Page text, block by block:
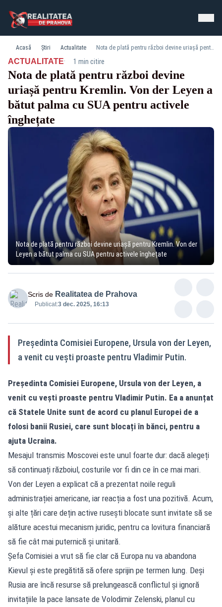
Acasă Știri Actualitate Nota de plată pentru război devine uriașă pentru Kremlin. Von der Leyen a bătut palma cu SUA pentru activele înghețate
ACTUALITATE· 1 min citire
Nota de plată pentru război devine
uriașă pentru Kremlin. Von der Leyen a
bătut palma cu SUA pentru activele
înghețate
Nota de plată pentru război devine uriașă pentru Kremlin. Von der
Leyen a bătut palma cu SUA pentru activele înghețate
Scris de Realitatea de Prahova
Publicat:3 dec. 2025, 16:13
Președinta Comisiei Europene, Ursula von der Leyen,
a venit cu vești proaste pentru Vladimir Putin.
Președinta Comisiei Europene, Ursula von der Leyen, a
venit cu vești proaste pentru Vladimir Putin. Ea a anunțat
că Statele Unite sunt de acord cu planul Europei de a
folosi banii Rusiei, care sunt blocați în bănci, pentru a
ajuta Ucraina.
Mesajul transmis Moscovei este unul foarte dur: dacă alegeți
să continuați războiul, costurile vor fi din ce în ce mai mari.
Von der Leyen a explicat că a prezentat noile reguli
administrației americane, iar reacția a fost una pozitivă. Acum,
și alte țări care dețin active rusești blocate sunt invitate să se
alăture acestui mecanism juridic, pentru ca lovitura financiară
să fie cât mai puternică și unitară.
Șefa Comisiei a vrut să fie clar că Europa nu va abandona
Kievul și este pregătită să ofere sprijin pe termen lung. Deși
Rusia are încă resurse să prelungească conflictul și ignoră
invitațiile la pace lansate de Volodimir Zelenski, planul cu